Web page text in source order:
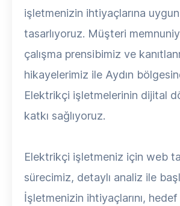
işletmenizin ihtiyaçlarına
tasarlıyoruz. Müşteri
çalışma prensibimiz ve
hikayelerimiz ile Aydın
Elektrikçi işletmelerinin dijital
katkı sağlıyoruz.
Elektrikçi işletmeniz için web
sürecimiz, detaylı analiz ile
İşletmenizin ihtiyaçlarını,